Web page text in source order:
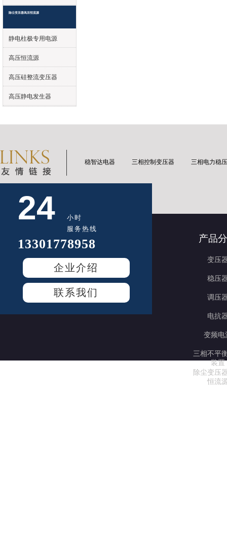
除尘变压器高压恒流源
静电柱极专用电源
高压恒流源
高压硅整流变压器
高压静电发生器
稳智达电器 三相控制变压器 三相电力稳
24
小时
服务热线
13301778958
企业介绍
联系我们
产品
变压
稳压
调压
电抗
变频电
三相不平
装置
除尘变压
恒流